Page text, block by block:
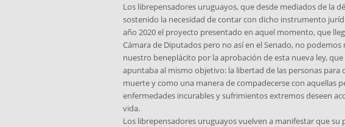
Los librepensadores uruguayos, que desde mediados de la
sostenido la necesidad de contar con dicho instrumento
año 2020 el proyecto presentado en aquel momento, que
Cámara de Diputados pero no así en el Senado, no
nuestro beneplácito por la aprobación de esta nueva ley,
apuntaba al mismo objetivo: la libertad de las personas para
muerte y como una manera de compadecerse con aquellas
enfermedades incurables y sufrimientos extremos deseen
vida.
Los librepensadores uruguayos vuelven a manifestar que su